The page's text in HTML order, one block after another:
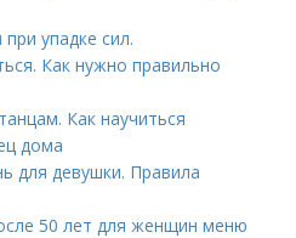
упадке сил.
Как нужно правильно
Как научиться
дома
для девушки. Правила
50 лет для женщин меню